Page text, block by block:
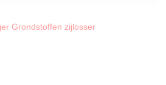
Grondstoffen zijlosser